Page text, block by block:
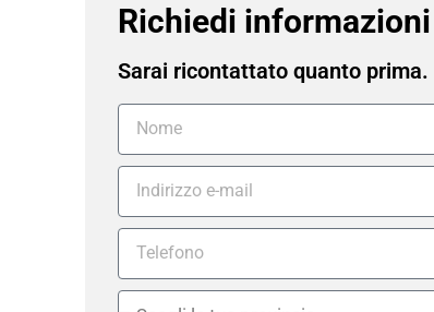
Richiedi informazioni
Sarai ricontattato quanto prima.